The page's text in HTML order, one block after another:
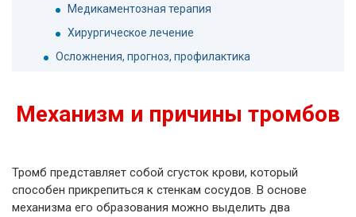
Медикаментозная терапия
Хирургическое лечение
Осложнения, прогноз, профилактика
Механизм и причины тромбов
Тромб представляет собой сгусток крови, который
способен прикрепиться к стенкам сосудов. В основе
механизма его образования можно выделить два